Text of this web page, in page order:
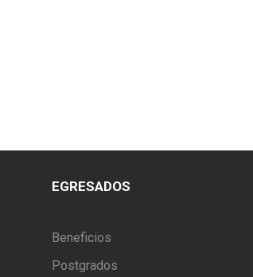
EGRESADOS
Beneficios
Postgrados